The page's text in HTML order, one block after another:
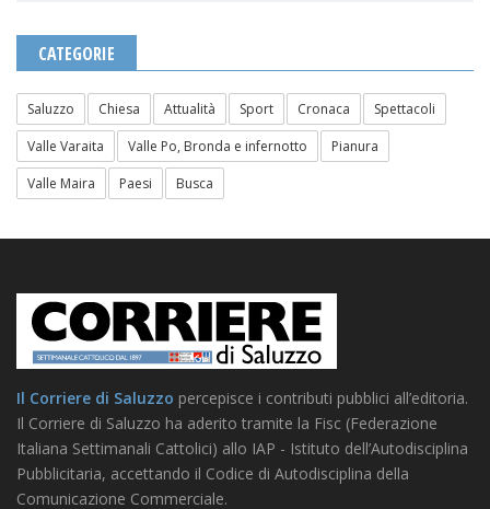
CATEGORIE
Saluzzo Chiesa Attualità Sport Cronaca
Spettacoli
Valle Varaita
Valle Po, Bronda e infernotto
Pianura
Valle Maira
Paesi Busca
Il Corriere di Saluzzo percepisce i contributi pubblici all’editoria.
Il Corriere di Saluzzo ha aderito tramite la Fisc (Federazione
Italiana Settimanali Cattolici) allo IAP - Istituto dell’Autodisciplina
Pubblicitaria, accettando il Codice di Autodisciplina della
Comunicazione Commerciale.